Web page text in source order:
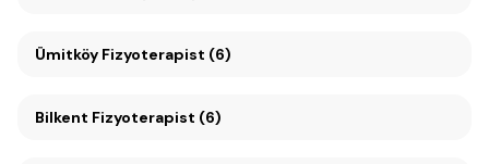
Ümitköy Fizyoterapist (6)
Bilkent Fizyoterapist (6)